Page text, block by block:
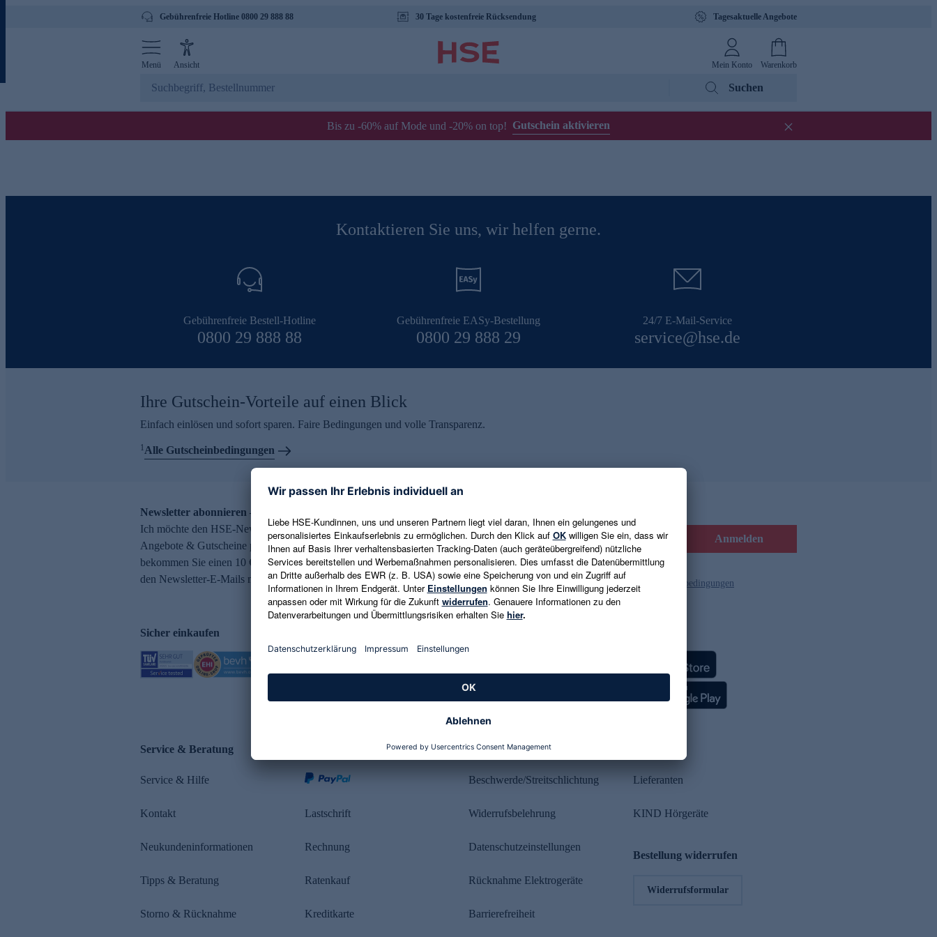
Gebührenfreie Hotline 0800 29 888 88 30 Tage kostenfreie Rücksendung Tagesaktuelle Angebote
Menü Ansicht Mein Konto Warenkorb
Suchen
Bis zu -60% auf Mode und -20% on top! Gutschein aktivieren
Kontaktieren Sie uns, wir helfen gerne.
Gebührenfreie Bestell-Hotline
0800 29 888 88
Gebührenfreie EASy-Bestellung
0800 29 888 29
24/7 E-Mail-Service
service@hse.de
Ihre Gutschein-Vorteile auf einen Blick
Einfach einlösen und sofort sparen. Faire Bedingungen und volle Transparenz.
1Alle Gutscheinbedingungen
Newsletter abonnieren – 10 € Gutschein erhalten
Ich möchte den HSE-Newsletter abonnieren und aktuelle Trends,
Angebote & Gutscheine per E-Mail erhalten. Als Dankeschön
bekommen Sie einen 10 € Gutschein. Eine Abmeldung ist jederzeit in
den Newsletter-E-Mails möglich.
E-Mail-Adresse eingeben Anmelden
Es gelten die Datenschutzrichtlinien und die Gutscheinbedingungen
Sicher einkaufen
Service & Beratung
Service & Hilfe
Kontakt
Neukundeninformationen
Tipps & Beratung
Storno & Rücknahme
Lastschrift
Rechnung
Ratenkauf
Kreditkarte
Rechtliches
Beschwerde/Streitschlichtung
Widerrufsbelehrung
Datenschutzeinstellungen
Rücknahme Elektrogeräte
Barrierefreiheit
Lieferanten
KIND Hörgeräte
Bestellung widerrufen
Widerrufsformular